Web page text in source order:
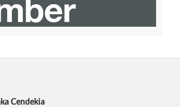
Cendekia